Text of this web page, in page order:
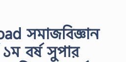
সমাজবিজ্ঞান
১ম বর্ষ সুপার